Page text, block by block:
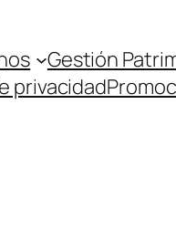
Gestión
privacidad